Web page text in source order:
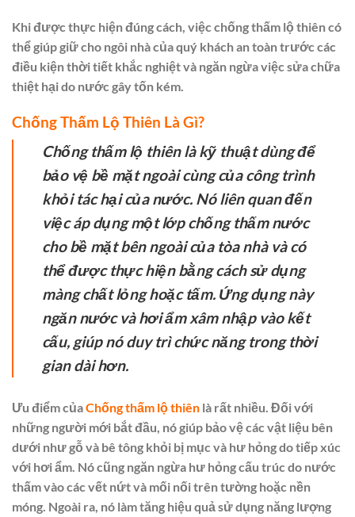
Khi được thực hiện đúng cách, việc chống thấm lộ thiên có
thể giúp giữ cho ngôi nhà của quý khách an toàn trước các
điều kiện thời tiết khắc nghiệt và ngăn ngừa việc sửa chữa
thiệt hại do nước gây tốn kém.
Chống Thấm Lộ Thiên Là Gì?
Chống thấm lộ thiên là kỹ thuật dùng để
bảo vệ bề mặt ngoài cùng của công trình
khỏi tác hại của nước. Nó liên quan đến
việc áp dụng một lớp chống thấm nước
cho bề mặt bên ngoài của tòa nhà và có
thể được thực hiện bằng cách sử dụng
màng chất lỏng hoặc tấm. Ứng dụng này
ngăn nước và hơi ẩm xâm nhập vào kết
cấu, giúp nó duy trì chức năng trong thời
gian dài hơn.
Ưu điểm củaChống thấm lộ thiên là rất nhiều. Đối với
những người mới bắt đầu, nó giúp bảo vệ các vật liệu bên
dưới như gỗ và bê tông khỏi bị mục và hư hỏng do tiếp xúc
với hơi ẩm. Nó cũng ngăn ngừa hư hỏng cấu trúc do nước
thấm vào các vết nứt và mối nối trên tường hoặc nền
móng. Ngoài ra, nó làm tăng hiệu quả sử dụng năng lượng